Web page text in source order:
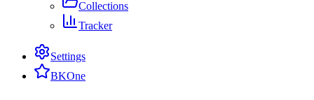
Collections
Tracker
Settings
BKOne